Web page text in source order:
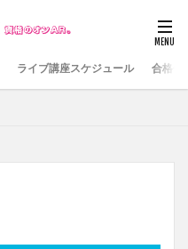
ライブ講座スケジュール 合格体